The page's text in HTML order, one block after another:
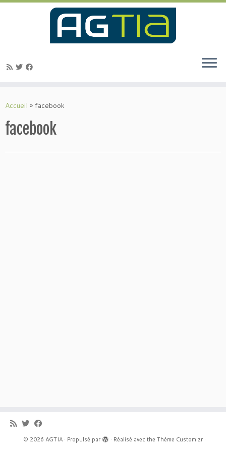
auAccueil » facebook
facebook
· © 2026 AGTIA · Propulsé par · Réalisé avec the Thème Customizr·